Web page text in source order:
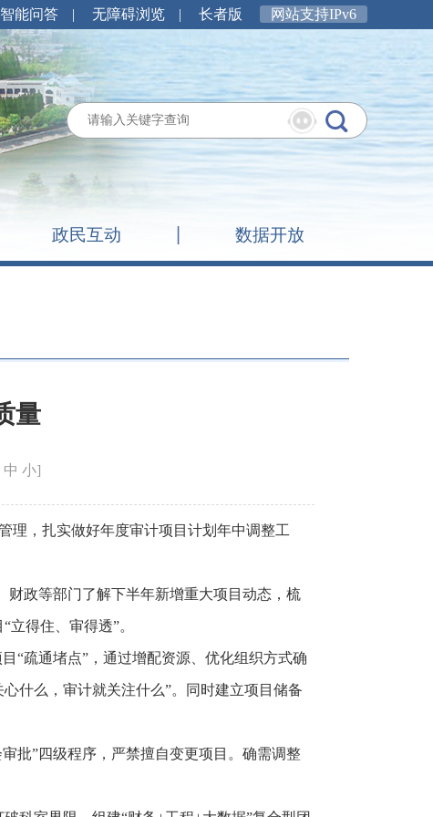
智能问答 | 无障碍浏览 | 长者版 网站支持IPv6
政民互动 数据开放
量
中 小]
理，扎实做好年度审计项目计划年中调整工
财政等部门了解下半年新增重大项目动态，梳
得住、审得透”。
“疏通堵点”，通过增配资源、优化组织方式确
什么，审计就关注什么”。同时建立项目储备
批”四级程序，严禁擅自变更项目。确需调整